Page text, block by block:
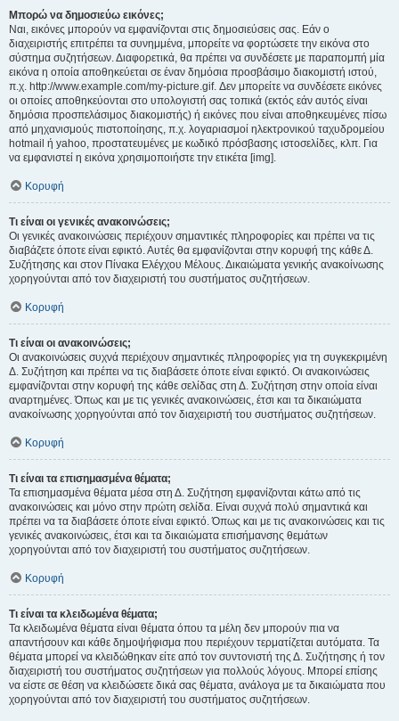
Μπορώ να δημοσιεύω εικόνες;
Ναι, εικόνες μπορούν να εμφανίζονται στις δημοσιεύσεις σας. Εάν ο
διαχειριστής επιτρέπει τα συνημμένα, μπορείτε να φορτώσετε την εικόνα στο
σύστημα συζητήσεων. Διαφορετικά, θα πρέπει να συνδέσετε με παραπομπή μία
εικόνα η οποία αποθηκεύεται σε έναν δημόσια προσβάσιμο διακομιστή ιστού,
π.χ. http://www.example.com/my-picture.gif. Δεν μπορείτε να συνδέσετε εικόνες
οι οποίες αποθηκεύονται στο υπολογιστή σας τοπικά (εκτός εάν αυτός είναι
δημόσια προσπελάσιμος διακομιστής) ή εικόνες που είναι αποθηκευμένες πίσω
από μηχανισμούς πιστοποίησης, π.χ. λογαριασμοί ηλεκτρονικού ταχυδρομείου
hotmail ή yahoo, προστατευμένες με κωδικό πρόσβασης ιστοσελίδες, κλπ. Για
να εμφανιστεί η εικόνα χρησιμοποιήστε την ετικέτα [img].
Κορυφή
Τι είναι οι γενικές ανακοινώσεις;
Οι γενικές ανακοινώσεις περιέχουν σημαντικές πληροφορίες και πρέπει να τις
διαβάζετε όποτε είναι εφικτό. Αυτές θα εμφανίζονται στην κορυφή της κάθε Δ.
Συζήτησης και στον Πίνακα Ελέγχου Μέλους. Δικαιώματα γενικής ανακοίνωσης
χορηγούνται από τον διαχειριστή του συστήματος συζητήσεων.
Κορυφή
Τι είναι οι ανακοινώσεις;
Οι ανακοινώσεις συχνά περιέχουν σημαντικές πληροφορίες για τη συγκεκριμένη
Δ. Συζήτηση και πρέπει να τις διαβάσετε όποτε είναι εφικτό. Οι ανακοινώσεις
εμφανίζονται στην κορυφή της κάθε σελίδας στη Δ. Συζήτηση στην οποία είναι
αναρτημένες. Όπως και με τις γενικές ανακοινώσεις, έτσι και τα δικαιώματα
ανακοίνωσης χορηγούνται από τον διαχειριστή του συστήματος συζητήσεων.
Κορυφή
Τι είναι τα επισημασμένα θέματα;
Τα επισημασμένα θέματα μέσα στη Δ. Συζήτηση εμφανίζονται κάτω από τις
ανακοινώσεις και μόνο στην πρώτη σελίδα. Είναι συχνά πολύ σημαντικά και
πρέπει να τα διαβάσετε όποτε είναι εφικτό. Όπως και με τις ανακοινώσεις και τις
γενικές ανακοινώσεις, έτσι και τα δικαιώματα επισήμανσης θεμάτων
χορηγούνται από τον διαχειριστή του συστήματος συζητήσεων.
Κορυφή
Τι είναι τα κλειδωμένα θέματα;
Τα κλειδωμένα θέματα είναι θέματα όπου τα μέλη δεν μπορούν πια να
απαντήσουν και κάθε δημοψήφισμα που περιέχουν τερματίζεται αυτόματα. Τα
θέματα μπορεί να κλειδώθηκαν είτε από τον συντονιστή της Δ. Συζήτησης ή τον
διαχειριστή του συστήματος συζητήσεων για πολλούς λόγους. Μπορεί επίσης
να είστε σε θέση να κλειδώσετε δικά σας θέματα, ανάλογα με τα δικαιώματα που
χορηγούνται από τον διαχειριστή του συστήματος συζητήσεων.